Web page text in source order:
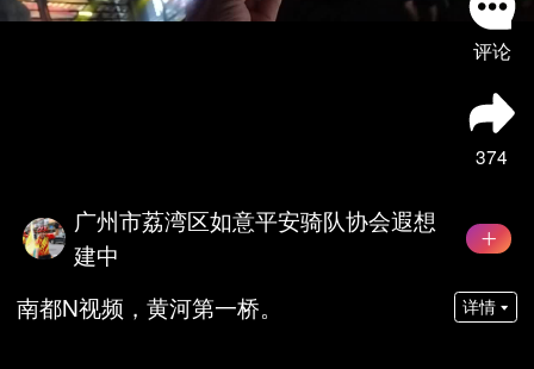
评论
374
广州市荔湾区如意平安骑队协会遐想
建中
南都N视频，黄河第一桥。
详情